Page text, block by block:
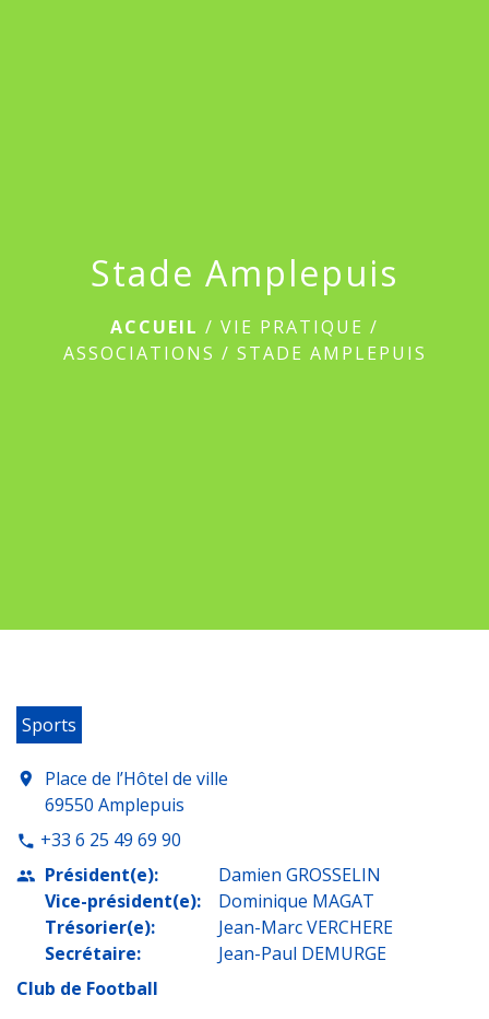
Stade Amplepuis
ACCUEIL / VIE PRATIQUE /
ASSOCIATIONS / STADE AMPLEPUIS
Sports
location_on
Place de l’Hôtel de ville
69550 Amplepuis
phone +33 6 25 49 69 90
people Président(e):
Vice-président(e):
Trésorier(e):
Secrétaire:
Damien GROSSELIN
Dominique MAGAT
Jean-Marc VERCHERE
Jean-Paul DEMURGE
Club de Football